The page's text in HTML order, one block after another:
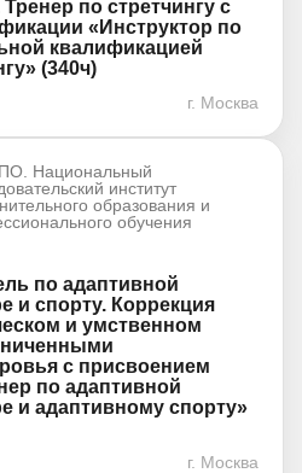
по стретчингу с
«Инструктор по
квалификацией
(340ч)
г. Москва
Национальный
институт
образования и
обучения
по адаптивной
и спорту. Коррекция
и умственном
с присвоением
по адаптивной
и адаптивному спорту»
г. Москва